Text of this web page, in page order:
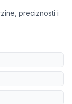
preciznosti i